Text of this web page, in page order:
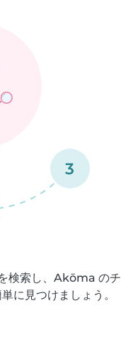
3
検索し、Akōma のチ
に見つけましょう。